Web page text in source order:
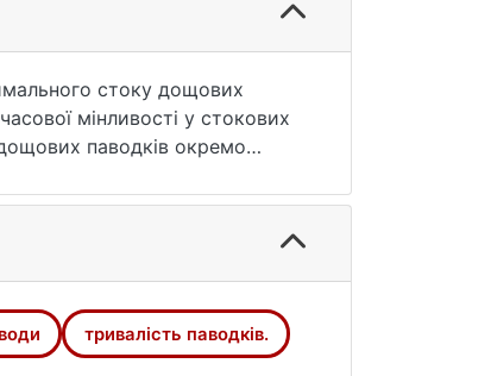
стоку дощових
мінливості у стокових
паводків окремо
паводку 1982 року по посту
а закінчився 26.07, при цьому
в гірських регіонах та
тривалість паводків.